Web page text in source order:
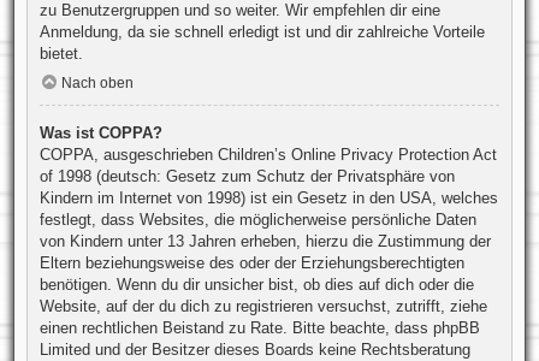
zu Benutzergruppen und so weiter. Wir empfehlen dir eine
Anmeldung, da sie schnell erledigt ist und dir zahlreiche Vorteile
bietet.
Nach oben
Was ist COPPA?
COPPA, ausgeschrieben Children’s Online Privacy Protection Act
of 1998 (deutsch: Gesetz zum Schutz der Privatsphäre von
Kindern im Internet von 1998) ist ein Gesetz in den USA, welches
festlegt, dass Websites, die möglicherweise persönliche Daten
von Kindern unter 13 Jahren erheben, hierzu die Zustimmung der
Eltern beziehungsweise des oder der Erziehungsberechtigten
benötigen. Wenn du dir unsicher bist, ob dies auf dich oder die
Website, auf der du dich zu registrieren versuchst, zutrifft, ziehe
einen rechtlichen Beistand zu Rate. Bitte beachte, dass phpBB
Limited und der Besitzer dieses Boards keine Rechtsberatung